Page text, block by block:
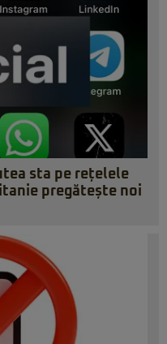
sta pe rețelele
pregătește noi